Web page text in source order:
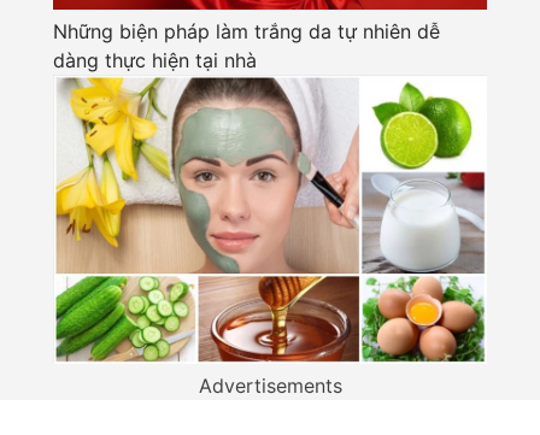
Những biện pháp làm trắng da tự nhiên dễ
dàng thực hiện tại nhà
Advertisements